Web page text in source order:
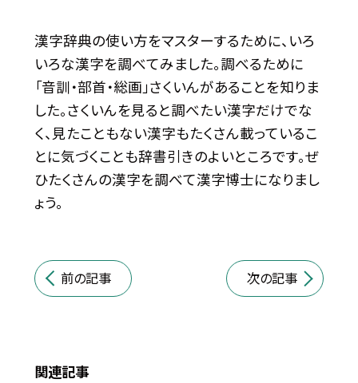
漢字辞典の使い方をマスターするために、いろ
いろな漢字を調べてみました。調べるために
「音訓・部首・総画」さくいんがあることを知りま
した。さくいんを見ると調べたい漢字だけでな
く、見たこともない漢字もたくさん載っているこ
とに気づくことも辞書引きのよいところです。ぜ
ひたくさんの漢字を調べて漢字博士になりまし
ょう。
前の記事 次の記事
関連記事